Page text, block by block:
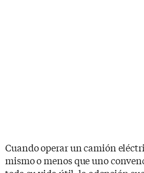
Cuando operar un camión
mismo o menos que uno